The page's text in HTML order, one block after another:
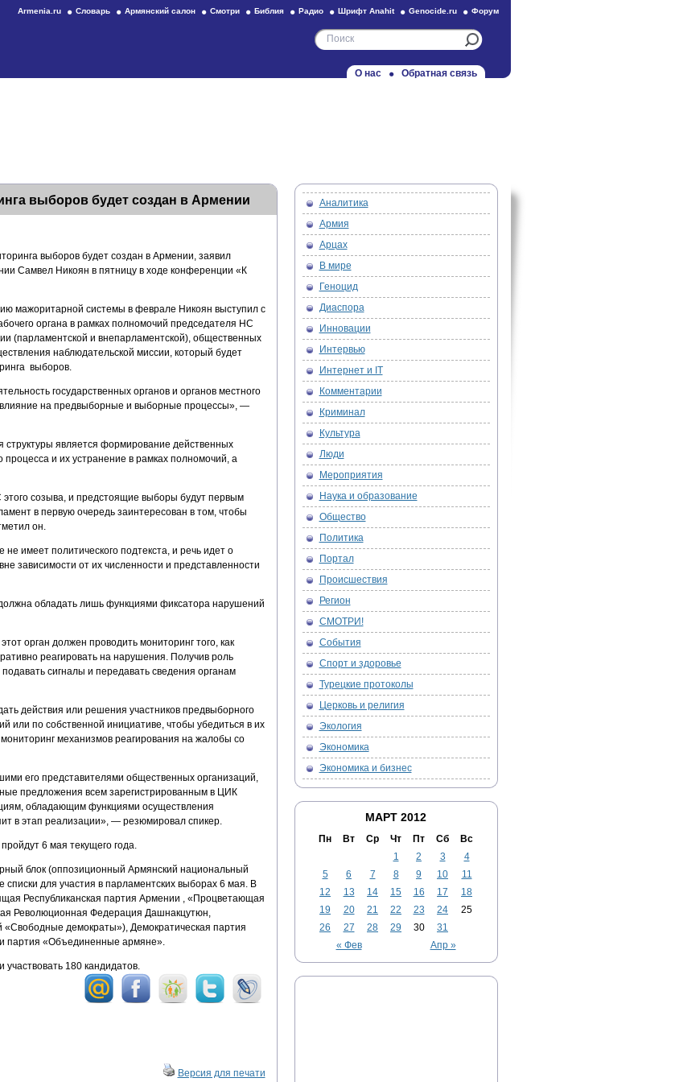
Armenia.ru Словарь Армянский салон Смотри Библия Радио Шрифт Anahit Genocide.ru Форум
О нас Обратная связь
выборов будет создан в Армении
выборов будет создан в Армении, заявил
Самвел Никоян в пятницу в ходе конференции «К
мажоритарной системы в феврале Никоян выступил с
органа в рамках полномочий председателя НС
(парламентской и внепарламентской), общественных
наблюдательской миссии, который будет
выборов.
государственных органов и органов местного
на предвыборные и выборные процессы», —
является формирование действенных
и их устранение в рамках полномочий, а
созыва, и предстоящие выборы будут первым
в первую очередь заинтересован в том, чтобы
он.
имеет политического подтекста, и речь идет о
зависимости от их численности и представленности
обладать лишь функциями фиксатора нарушений
орган должен проводить мониторинг того, как
реагировать на нарушения. Получив роль
сигналы и передавать сведения органам
действия или решения участников предвыборного
или по собственной инициативе, чтобы убедиться в их
механизмов реагирования на жалобы со
его представителями общественных организаций,
предложения всем зарегистрированным в ЦИК
обладающим функциями осуществления
в этап реализации», — резюмировал спикер.
6 мая текущего года.
блок (оппозиционный Армянский национальный
для участия в парламентских выборах 6 мая. В
Республиканская партия Армении , «Процветающая
Революционная Федерация Дашнакцутюн,
демократы»), Демократическая партия
партия «Объединенные армяне».
180 кандидатов.
Версия для печати
Аналитика
Армия
Арцах
В мире
Геноцид
Диаспора
Инновации
Интервью
Интернет и IT
Комментарии
Криминал
Культура
Люди
Мероприятия
Наука и образование
Общество
Политика
Портал
Происшествия
Регион
СМОТРИ!
События
Спорт и здоровье
Турецкие протоколы
Церковь и религия
Экология
Экономика
Экономика и бизнес
МАРТ 2012
Пн Вт Ср Чт Пт Сб Вс
« Фев Апр »
1 2 3
4
5
6 7 8 9 10
11
12
13 14 15 16 17
18
19
20 21 22 23 24
25
26
27 28 29 30 31